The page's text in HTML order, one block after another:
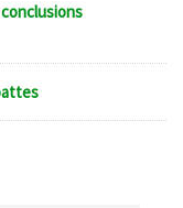
conclusions